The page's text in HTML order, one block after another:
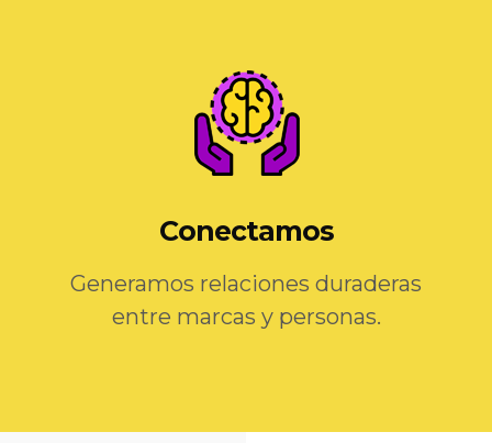
Conectamos
Generamos relaciones duraderas
entre marcas y personas.